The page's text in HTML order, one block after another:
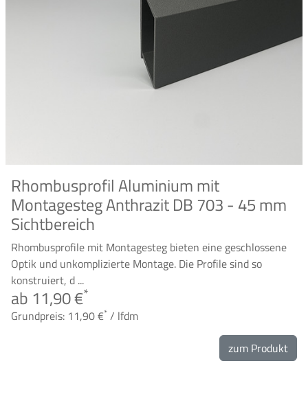
Rhombusprofil Aluminium mit
Montagesteg Anthrazit DB 703 - 45 mm
Sichtbereich
Rhombusprofile mit Montagesteg bieten eine geschlossene
Optik und unkomplizierte Montage. Die Profile sind so
konstruiert, d ...
ab 11,90 €*
Grundpreis: 11,90 €* / lfdm
zum Produkt